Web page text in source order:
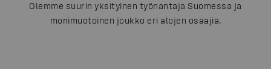
Olemme suurin yksityinen työnantaja Suomessa ja
monimuotoinen joukko eri alojen osaajia.